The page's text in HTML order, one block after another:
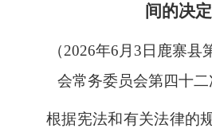
间的决定
（2026年6 月 3日鹿寨县
会常务委员会第四十二
根据宪法和有关法律的